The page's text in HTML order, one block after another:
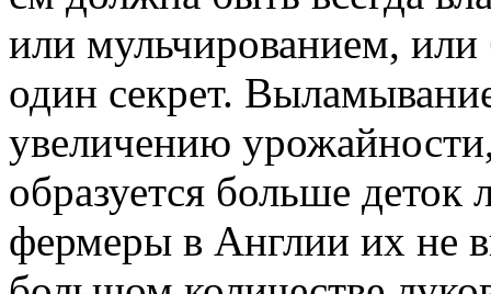
или мульчированием,
один секрет.
увеличению
образуется больше
фермеры в Англии их не